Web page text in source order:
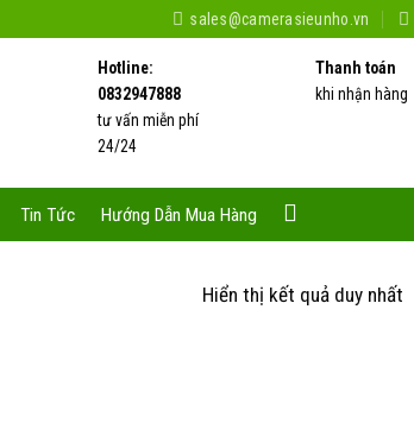
sales@camerasieunho.vn
Hotline:
0832947888
tư vấn miễn phí
24/24
Thanh toán
khi nhận hàng
Tin Tức Hướng Dẫn Mua Hàng
Hiển thị kết quả duy nhất